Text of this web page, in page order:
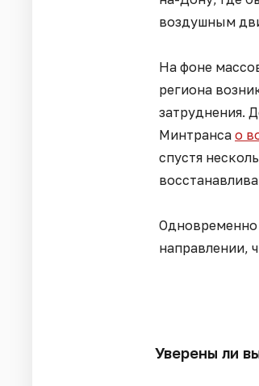
воздушным
На фоне
региона
затруднения.
Минтранса о
спустя
направлении,
Уверены ли